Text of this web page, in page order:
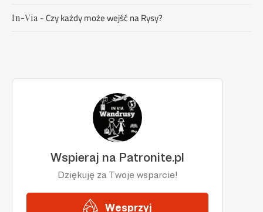
In-Via -Czy każdy może wejść na Rysy?